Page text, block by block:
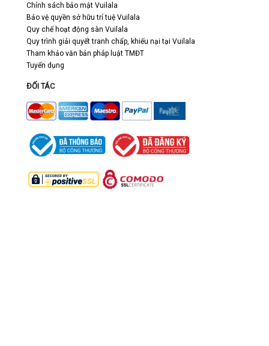
Chính sách bảo mật Vuilala
Bảo vệ quyền sở hữu trí tuệ Vuilala
Quy chế hoạt động sàn Vuilala
Quy trình giải quyết tranh chấp, khiếu nại tại Vuilala
Tham khảo văn bản pháp luật TMĐT
Tuyển dụng
ĐỐI TÁC